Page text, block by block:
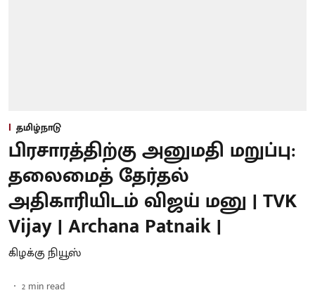
தமிழ்நாடு
பிரசாரத்திற்கு அனுமதி மறுப்பு:
தலைமைத் தேர்தல்
அதிகாரியிடம் விஜய் மனு | TVK
Vijay | Archana Patnaik |
கிழக்கு நியூஸ்
2 min read